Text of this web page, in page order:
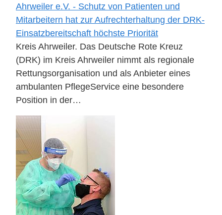
Ahrweiler e.V. - Schutz von Patienten und
Mitarbeitern hat zur Aufrechterhaltung der DRK-
Einsatzbereitschaft höchste Priorität
Kreis Ahrweiler. Das Deutsche Rote Kreuz
(DRK) im Kreis Ahrweiler nimmt als regionale
Rettungsorganisation und als Anbieter eines
ambulanten PflegeService eine besondere
Position in der…